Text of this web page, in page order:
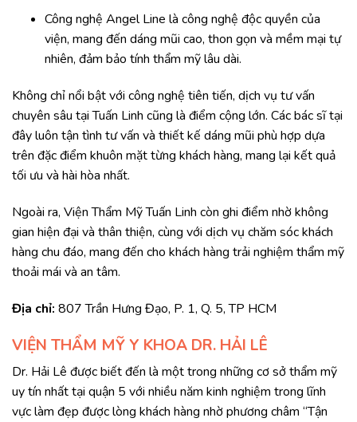
Công nghệ Angel Line là công nghệ độc quyền của
viện, mang đến dáng mũi cao, thon gọn và mềm mại tự
nhiên, đảm bảo tính thẩm mỹ lâu dài.
Không chỉ nổi bật với công nghệ tiên tiến, dịch vụ tư vấn
chuyên sâu tại Tuấn Linh cũng là điểm cộng lớn. Các bác sĩ tại
đây luôn tận tình tư vấn và thiết kế dáng mũi phù hợp dựa
trên đặc điểm khuôn mặt từng khách hàng, mang lại kết quả
tối ưu và hài hòa nhất.
Ngoài ra, Viện Thẩm Mỹ Tuấn Linh còn ghi điểm nhờ không
gian hiện đại và thân thiện, cùng với dịch vụ chăm sóc khách
hàng chu đáo, mang đến cho khách hàng trải nghiệm thẩm mỹ
thoải mái và an tâm.
Địa chỉ: 807 Trần Hưng Đạo, P. 1, Q. 5, TP HCM
VIỆN THẨM MỸ Y KHOA DR. HẢI LÊ
Dr. Hải Lê được biết đến là một trong những cơ sở thẩm mỹ
uy tín nhất tại quận 5 với nhiều năm kinh nghiệm trong lĩnh
vực làm đẹp được lòng khách hàng nhờ phương châm “Tận